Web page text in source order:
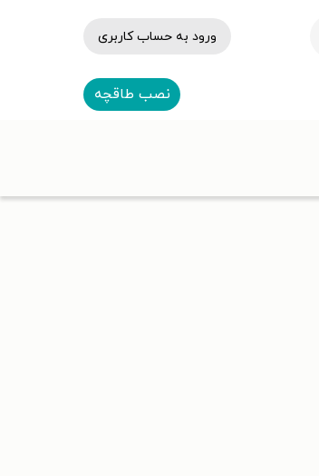
ورود به حساب کاربری
نصب طاقچه